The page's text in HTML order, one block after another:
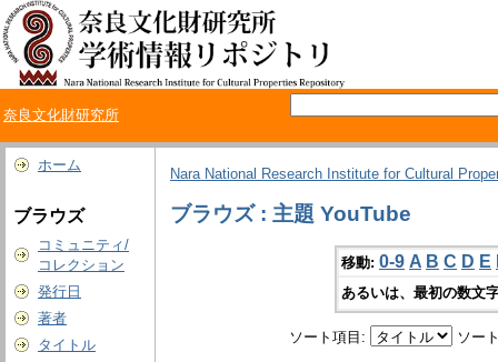
奈良文化財研究所
ホーム
ブラウズ
コミュニティ/
コレクション
発行日
著者
タイトル
Nara National Research Institute for Cultural
ブラウズ : 主題 YouTube
移動: 0-9 A B C D E
あるいは、最初の数文
ソート項目: ソー